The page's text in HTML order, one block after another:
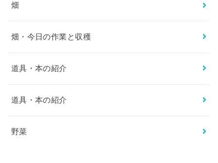
畑
畑・今日の作業と収穫
道具・本の紹介
道具・本の紹介
野菜